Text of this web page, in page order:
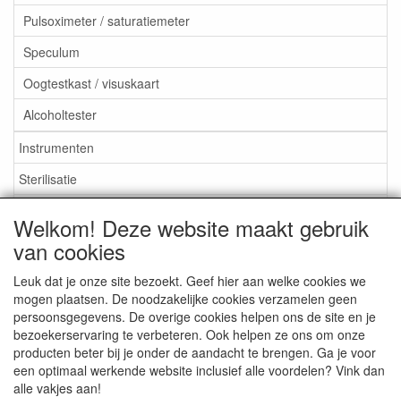
Pulsoximeter / saturatiemeter
Speculum
Oogtestkast / visuskaart
Alcoholtester
Instrumenten
Sterilisatie
Aktieartikelen
Medisan Trading te Alblasserdam. Alle genoemde prijzen zijn
inclusief BTW enexclusief verzendkostentenzij anders
aangegeven.
Welkom! Deze website maakt gebruik
van cookies
Leuk dat je onze site bezoekt. Geef hier aan welke cookies we
mogen plaatsen. De noodzakelijke cookies verzamelen geen
persoonsgegevens. De overige cookies helpen ons de site en je
bezoekerservaring te verbeteren. Ook helpen ze ons om onze
producten beter bij je onder de aandacht te brengen. Ga je voor
een optimaal werkende website inclusief alle voordelen? Vink dan
alle vakjes aan!